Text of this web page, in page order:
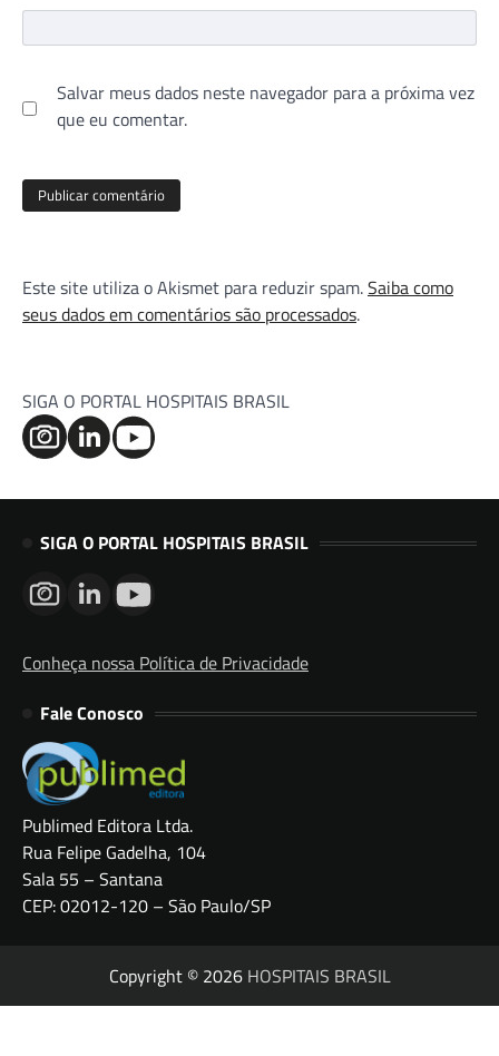
Salvar meus dados neste navegador para a próxima vez
que eu comentar.
Este site utiliza o Akismet para reduzir spam.Saiba como
seus dados em comentários são processados.
SIGA O PORTAL HOSPITAIS BRASIL
SIGA O PORTAL HOSPITAIS BRASIL
Conheça nossa Política de Privacidade
Fale Conosco
Publimed Editora Ltda.
Rua Felipe Gadelha, 104
Sala 55 – Santana
CEP: 02012-120 – São Paulo/SP
Copyright © 2026 HOSPITAIS BRASIL